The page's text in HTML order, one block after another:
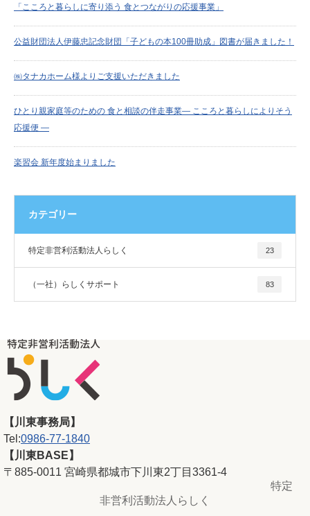
「こころと暮らしに寄り添う 食とつながりの応援事業」
公益財団法人伊藤忠記念財団「子どもの本100冊助成」図書が届きました！
㈱タナカホーム様よりご支援いただきました
ひとり親家庭等のための 食と相談の伴走事業― こころと暮らしによりそう
応援便 ―
楽習会 新年度始まりました
カテゴリー
特定非営利活動法人らしく 23
（一社）らしくサポート 83
【川東事務局】
Tel:0986-77-1840
【川東BASE】
〒885-0011 宮崎県都城市下川東2丁目3361-4
特定
非営利活動法人らしく